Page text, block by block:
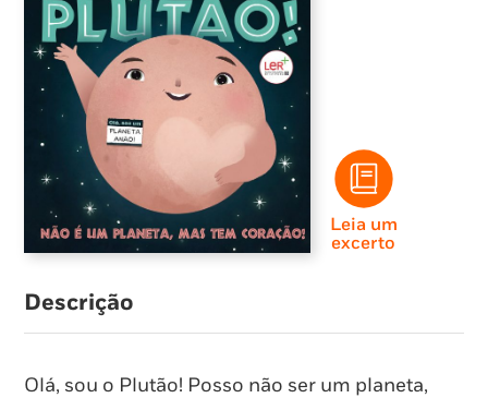
Leia um
excerto
Descrição
Olá, sou o Plutão! Posso não ser um planeta,